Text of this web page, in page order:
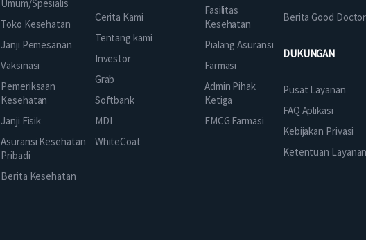
Umum/Spesialis
Toko Kesehatan
Janji Pemesanan
Vaksinasi
Pemeriksaan
Kesehatan
Janji Fisik
Asuransi Kesehatan
Pribadi
Berita Kesehatan
Cerita Kami
Tentang kami
Investor
Grab
Softbank
MDI
WhiteCoat
Fasilitas
Kesehatan
Pialang Asuransi
Farmasi
Admin Pihak
Ketiga
FMCG Farmasi
Berita Good Doctor
DUKUNGAN
Pusat Layanan
FAQ Aplikasi
Kebijakan Privasi
Ketentuan Layanan